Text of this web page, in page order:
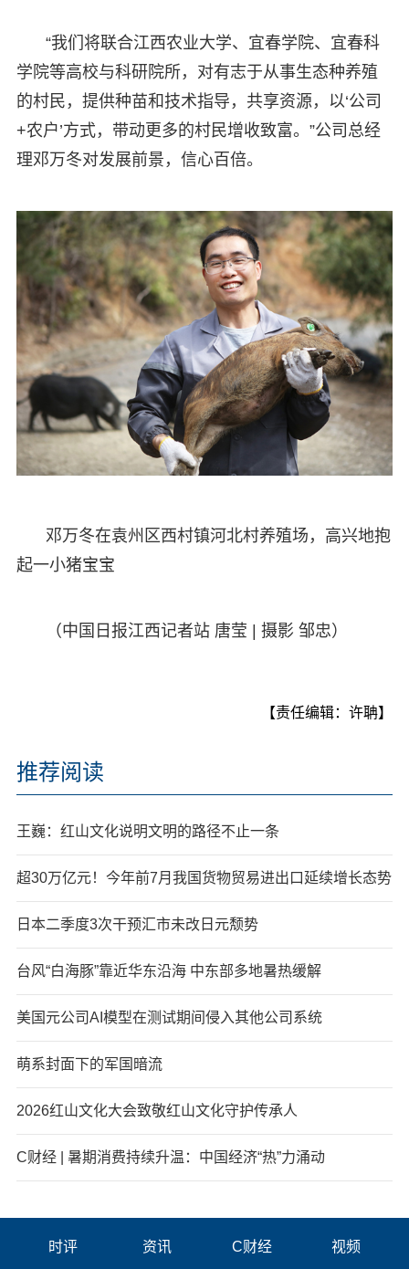
“我们将联合江西农业大学、宜春学院、宜春科
学院等高校与科研院所，对有志于从事生态种养殖
的村民，提供种苗和技术指导，共享资源，以‘公司
+农户’方式，带动更多的村民增收致富。”公司总经
理邓万冬对发展前景，信心百倍。
邓万冬在袁州区西村镇河北村养殖场，高兴地抱
起一小猪宝宝
（中国日报江西记者站 唐莹 | 摄影 邹忠）
【责任编辑：许聃】
推荐阅读
王巍：红山文化说明文明的路径不止一条
超30万亿元！今年前7月我国货物贸易进出口延续增长态势
日本二季度3次干预汇市未改日元颓势
台风“白海豚”靠近华东沿海 中东部多地暑热缓解
美国元公司AI模型在测试期间侵入其他公司系统
萌系封面下的军国暗流
2026红山文化大会致敬红山文化守护传承人
C财经 | 暑期消费持续升温：中国经济“热”力涌动
时评 资讯 C财经 视频